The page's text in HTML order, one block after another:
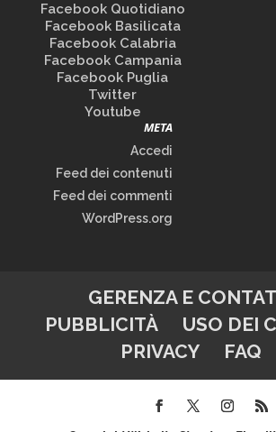
Facebook Quotidiano
Facebook Basilicata
Facebook Calabria
Facebook Campania
Facebook Puglia
Twitter
Youtube
META
Accedi
Feed dei contenuti
Feed dei commenti
WordPress.org
GERENZA E
PUBBLICITÀ
USO DEI
PRIVACY
FAQ